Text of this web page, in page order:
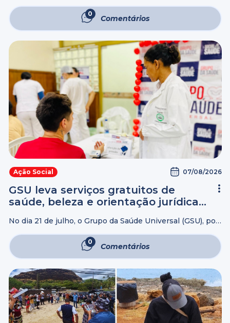
beneficiou cerca de 2.300 pessoas e ofereceu mais de 15
serviços gratuitos ...
0 Comentários
Ação Social 07/08/2026
GSU leva serviços gratuitos de
saúde, beleza e orientação jurídica
No dia 21 de julho, o Grupo da Saúde Universal (GSU), por
gratuita para os moradores do bairro Manoa, em Manaus
(AM). ...
0 Comentários